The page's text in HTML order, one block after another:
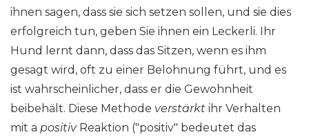
ihnen sagen, dass sie sich setzen sollen, und sie dies
erfolgreich tun, geben Sie ihnen ein Leckerli. Ihr
Hund lernt dann, dass das Sitzen, wenn es ihm
gesagt wird, oft zu einer Belohnung führt, und es
ist wahrscheinlicher, dass er die Gewohnheit
beibehält. Diese Methode verstärkt ihr Verhalten
mit a positiv Reaktion ("positiv" bedeutet das